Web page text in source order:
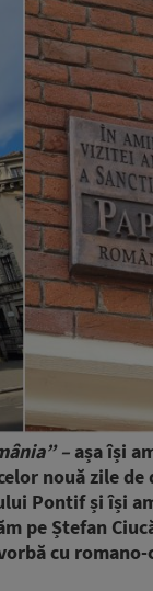
– așa își
nouă zile
Pontif și își
pe Ștefan
cu